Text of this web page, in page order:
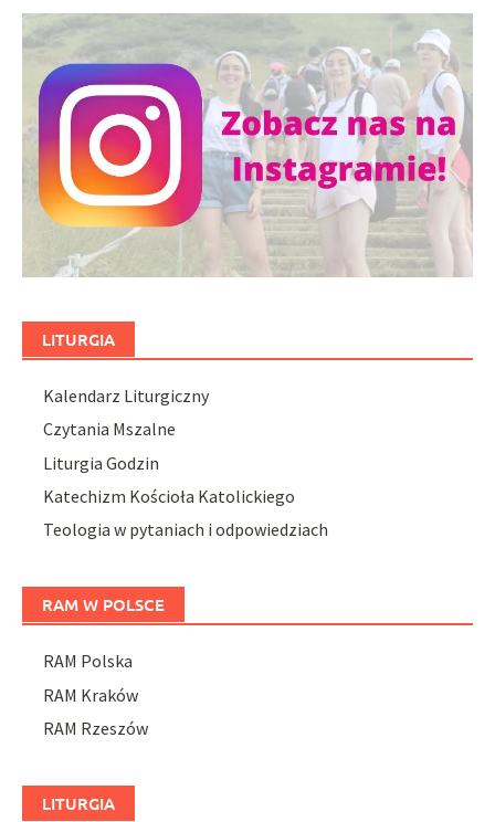
LITURGIA
Kalendarz Liturgiczny
Czytania Mszalne
Liturgia Godzin
Katechizm Kościoła Katolickiego
Teologia w pytaniach i odpowiedziach
RAM W POLSCE
RAM Polska
RAM Kraków
RAM Rzeszów
LITURGIA